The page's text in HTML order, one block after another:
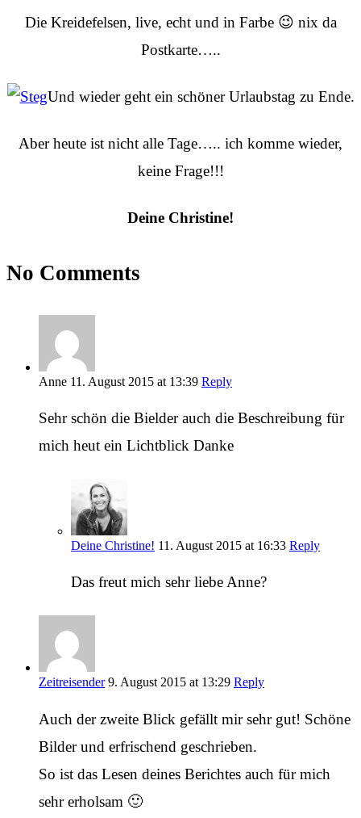
Die Kreidefelsen, live, echt und in Farbe 😉 nix da
Postkarte…..
Und wieder geht ein schöner Urlaubstag zu Ende.
Aber heute ist nicht alle Tage….. ich komme wieder,
keine Frage!!!
Deine Christine!
No Comments
Anne 11. August 2015 at 13:39 Reply
Sehr schön die Bielder auch die Beschreibung für
mich heut ein Lichtblick Danke
Deine Christine! 11. August 2015 at 16:33 Reply
Das freut mich sehr liebe Anne?
Zeitreisender 9. August 2015 at 13:29 Reply
Auch der zweite Blick gefällt mir sehr gut! Schöne
Bilder und erfrischend geschrieben.
So ist das Lesen deines Berichtes auch für mich
sehr erholsam 🙂